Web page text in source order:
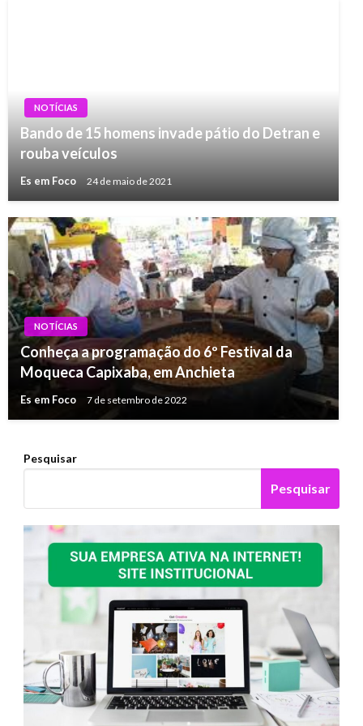
NOTÍCIAS
Bando de 15 homens invade pátio do Detran e
rouba veículos
Es em Foco 24 de maio de 2021
NOTÍCIAS
Conheça a programação do 6º Festival da
Moqueca Capixaba, em Anchieta
Es em Foco 7 de setembro de 2022
Pesquisar
Pesquisar